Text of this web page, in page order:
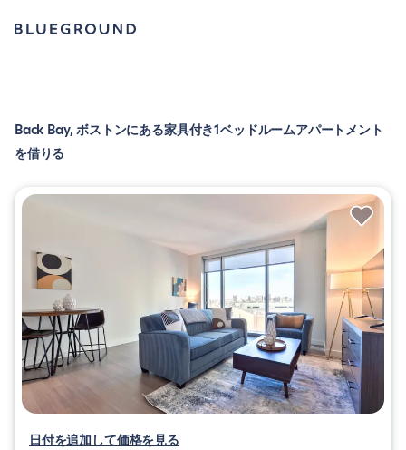
Back Bay, ボストンにある家具付き1ベッドルームアパートメント
を借りる
日付を追加して価格を見る